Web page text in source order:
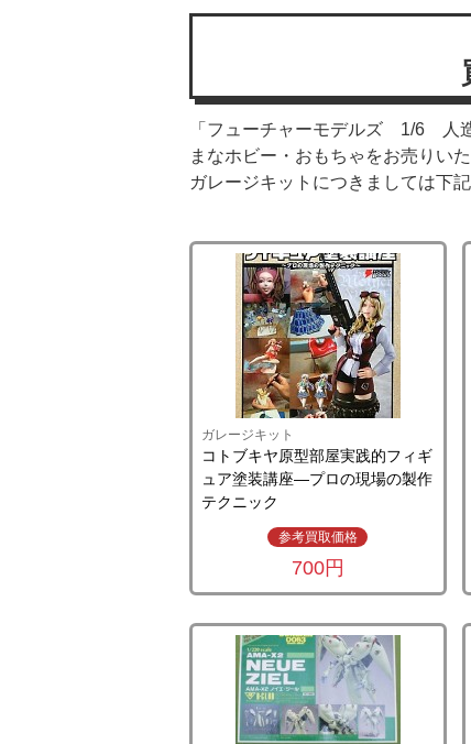
「フューチャーモデルズ 1/6 人
まなホビー・おもちゃをお売りいた
ガレージキットにつきましては下
ガレージキット
コトブキヤ原型部屋実践的フィギ
ュア塗装講座―プロの現場の製作
テクニック
参考買取価格
700円